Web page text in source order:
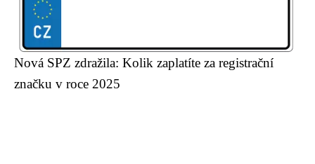
Nová SPZ zdražila: Kolik zaplatíte za registrační
značku v roce 2025